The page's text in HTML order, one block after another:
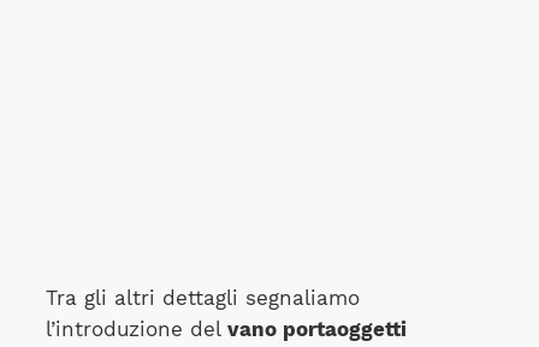
Tra gli altri dettagli segnaliamo
l’introduzione del vano portaoggetti